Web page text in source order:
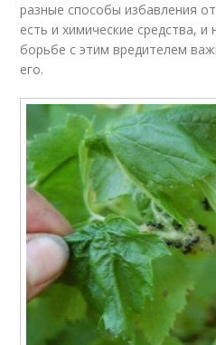
разные способы избавления
есть и химические средства,
борьбе с этим вредителем
его.